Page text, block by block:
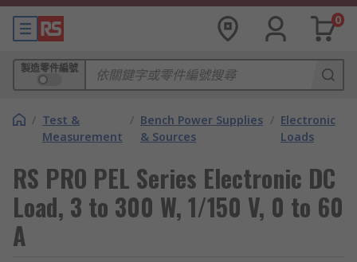
0
製造零件編號
/ Test &
Measurement
/ Bench Power Supplies
& Sources
/ Electronic
Loads
RS PRO PEL Series Electronic DC
Load, 3 to 300 W, 1/150 V, 0 to 60
A